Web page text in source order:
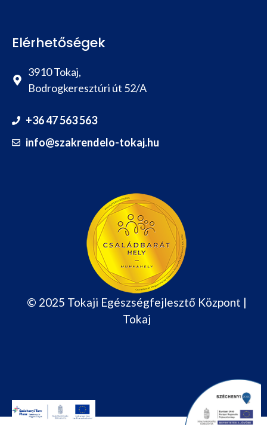
Elérhetőségek
3910 Tokaj,
Bodrogkeresztúri út 52/A
+36 47 563 563
info@szakrendelo-tokaj.hu
© 2025 Tokaji Egészségfejlesztő Központ |
Tokaj